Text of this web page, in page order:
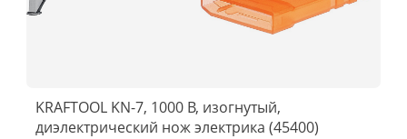
KRAFTOOL KN-7, 1000 В, изогнутый,
диэлектрический нож электрика (45400)